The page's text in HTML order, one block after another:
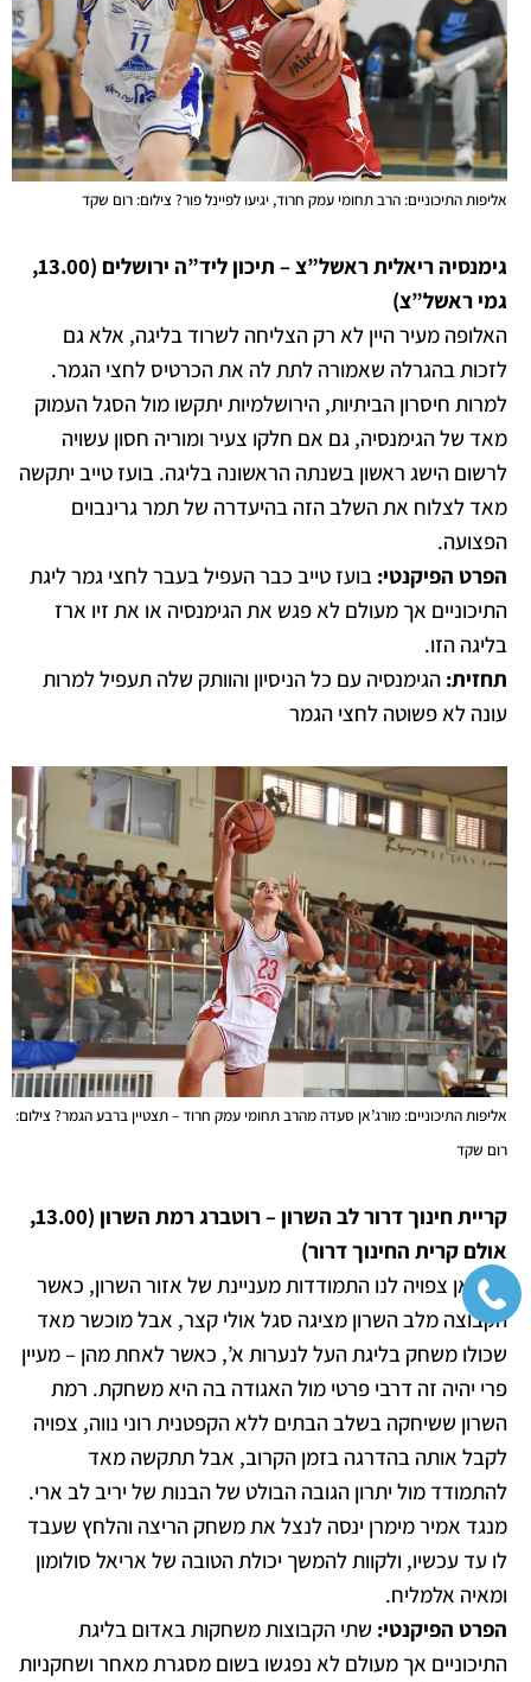
אליפות התיכוניים: הרב תחומי עמק חרוד, יגיעו לפיינל פור? צילום: רום שקד
גימנסיה ריאלית ראשל”צ – תיכון ליד”ה ירושלים (13.00,
גמי ראשל”צ)
האלופה מעיר היין לא רק הצליחה לשרוד בליגה, אלא גם
לזכות בהגרלה שאמורה לתת לה את הכרטיס לחצי הגמר.
למרות חיסרון הביתיות, הירושלמיות יתקשו מול הסגל העמוק
מאד של הגימנסיה, גם אם חלקו צעיר ומוריה חסון עשויה
לרשום הישג ראשון בשנתה הראשונה בליגה. בועז טייב יתקשה
מאד לצלוח את השלב הזה בהיעדרה של תמר גרינבוים
הפצועה.
הפרט הפיקנטי: בועז טייב כבר העפיל בעבר לחצי גמר ליגת
התיכוניים אך מעולם לא פגש את הגימנסיה או את זיו ארז
בליגה הזו.
תחזית: הגימנסיה עם כל הניסיון והוותק שלה תעפיל למרות
עונה לא פשוטה לחצי הגמר
אליפות התיכוניים: מורג’אן סעדה מהרב תחומי עמק חרוד – תצטיין ברבע הגמר? צילום:
רום שקד
קריית חינוך דרור לב השרון – רוטברג רמת השרון (13.00,
אולם קרית החינוך דרור)
גם כאן צפויה לנו התמודדות מעניינת של אזור השרון, כאשר
הקבוצה מלב השרון מציגה סגל אולי קצר, אבל מוכשר מאד
שכולו משחק בליגת העל לנערות א’, כאשר לאחת מהן – מעיין
פרי יהיה זה דרבי פרטי מול האגודה בה היא משחקת. רמת
השרון ששיחקה בשלב הבתים ללא הקפטנית רוני נווה, צפויה
לקבל אותה בהדרגה בזמן הקרוב, אבל תתקשה מאד
להתמודד מול יתרון הגובה הבולט של הבנות של יריב לב ארי.
מנגד אמיר מימרן ינסה לנצל את משחק הריצה והלחץ שעבד
לו עד עכשיו, ולקוות להמשך יכולת הטובה של אריאל סולומון
ומאיה אלמליח.
הפרט הפיקנטי: שתי הקבוצות משחקות באדום בליגת
התיכוניים אך מעולם לא נפגשו בשום מסגרת מאחר ושחקניות